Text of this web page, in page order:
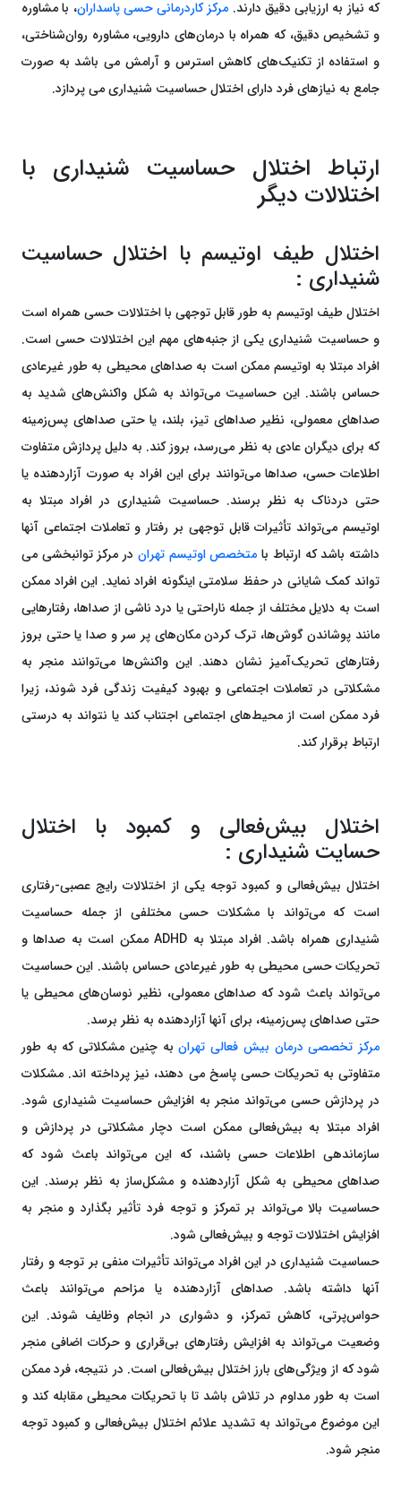
که نیاز به ارزیابی دقیق دارند. مرکز کاردرمانی حسی پاسداران، با مشاوره
و تشخیص دقیق، که همراه با درمان‌های دارویی، مشاوره روان‌شناختی،
و استفاده از تکنیک‌های کاهش استرس و آرامش می باشد به صورت
جامع به نیازهای فرد دارای اختلال حساسیت شنیداری می پردازد.
ارتباط اختلال حساسیت شنیداری با
اختلالات دیگر
اختلال طیف اوتیسم با اختلال حساسیت
شنیداری :
اختلال طیف اوتیسم به طور قابل توجهی با اختلالات حسی همراه است
و حساسیت شنیداری یکی از جنبه‌های مهم این اختلالات حسی است.
افراد مبتلا به اوتیسم ممکن است به صداهای محیطی به طور غیرعادی
حساس باشند. این حساسیت می‌تواند به شکل واکنش‌های شدید به
صداهای معمولی، نظیر صداهای تیز، بلند، یا حتی صداهای پس‌زمینه
که برای دیگران عادی به نظر می‌رسد، بروز کند. به دلیل پردازش متفاوت
اطلاعات حسی، صداها می‌توانند برای این افراد به صورت آزاردهنده یا
حتی دردناک به نظر برسند. حساسیت شنیداری در افراد مبتلا به
اوتیسم می‌تواند تأثیرات قابل توجهی بر رفتار و تعاملات اجتماعی آنها
داشته باشد که ارتباط با متخصص اوتیسم تهران در مرکز توانبخشی می
تواند کمک شایانی در حفظ سلامتی اینگونه افراد نماید. این افراد ممکن
است به دلایل مختلف از جمله ناراحتی یا درد ناشی از صداها، رفتارهایی
مانند پوشاندن گوش‌ها، ترک کردن مکان‌های پر سر و صدا یا حتی بروز
رفتارهای تحریک‌آمیز نشان دهند. این واکنش‌ها می‌توانند منجر به
مشکلاتی در تعاملات اجتماعی و بهبود کیفیت زندگی فرد شوند، زیرا
فرد ممکن است از محیط‌های اجتماعی اجتناب کند یا نتواند به درستی
ارتباط برقرار کند.
اختلال بیش‌فعالی و کمبود با اختلال
حسایت شنیداری :
اختلال بیش‌فعالی و کمبود توجه یکی از اختلالات رایج عصبی-رفتاری
است که می‌تواند با مشکلات حسی مختلفی از جمله حساسیت
شنیداری همراه باشد. افراد مبتلا به ADHD ممکن است به صداها و
تحریکات حسی محیطی به طور غیرعادی حساس باشند. این حساسیت
می‌تواند باعث شود که صداهای معمولی، نظیر نوسان‌های محیطی یا
حتی صداهای پس‌زمینه، برای آنها آزاردهنده به نظر برسد.
مرکز تخصصی درمان بیش فعالی تهرانبه چنین مشکلاتی که به طور
متفاوتی به تحریکات حسی پاسخ می دهند، نیز پرداخته اند. مشکلات
در پردازش حسی می‌تواند منجر به افزایش حساسیت شنیداری شود.
افراد مبتلا به بیش‌فعالی ممکن است دچار مشکلاتی در پردازش و
سازماندهی اطلاعات حسی باشند، که این می‌تواند باعث شود که
صداهای محیطی به شکل آزاردهنده و مشکل‌ساز به نظر برسند. این
حساسیت بالا می‌تواند بر تمرکز و توجه فرد تأثیر بگذارد و منجر به
افزایش اختلالات توجه و بیش‌فعالی شود.
حساسیت شنیداری در این افراد می‌تواند تأثیرات منفی بر توجه و رفتار
آنها داشته باشد. صداهای آزاردهنده یا مزاحم می‌توانند باعث
حواس‌پرتی، کاهش تمرکز، و دشواری در انجام وظایف شوند. این
وضعیت می‌تواند به افزایش رفتارهای بی‌قراری و حرکات اضافی منجر
شود که از ویژگی‌های بارز اختلال بیش‌فعالی است. در نتیجه، فرد ممکن
است به طور مداوم در تلاش باشد تا با تحریکات محیطی مقابله کند و
این موضوع می‌تواند به تشدید علائم اختلال بیش‌فعالی و کمبود توجه
منجر شود.